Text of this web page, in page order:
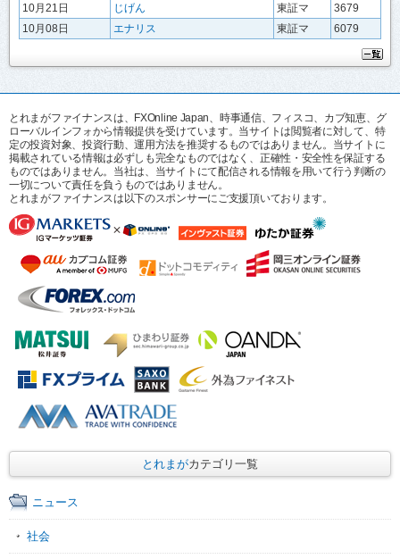
10月21日
じげん 東証マ
3679
10月08日
エナリス 東証マ 6079
とれまがファイナンスは、FXOnline Japan、時事通信、フィスコ、カブ知恵、グ
ローバルインフォから情報提供を受けています。当サイトは閲覧者に対して、特
定の投資対象、投資行動、運用方法を推奨するものではありません。当サイトに
掲載されている情報は必ずしも完全なものではなく、正確性・安全性を保証する
ものではありません。当社は、当サイトにて配信される情報を用いて行う判断の
一切について責任を負うものではありません。
とれまがファイナンスは以下のスポンサーにご支援頂いております。
とれまがカテゴリ一覧
ニュース
社会